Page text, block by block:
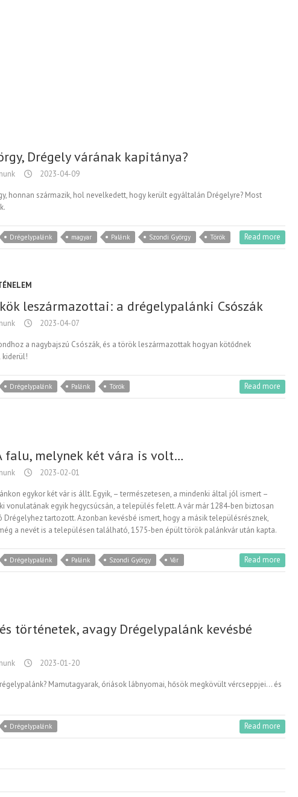
Drégely várának kapitánya?
2023-04-09
honnan származik, hol nevelkedett, hogy került egyáltalán Drégelyre? Most
Drégelypalánk magyar Palánk Szondi György Török Read more
leszármazottai: a drégelypalánki Csószák
2023-04-07
a nagybajszú Csószák, és a török leszármazottak hogyan kötődnek
kiderül!
Drégelypalánk Palánk Török Read more
falu, melynek két vára is volt…
2023-02-01
egykor két vár is állt. Egyik, – természetesen, a mindenki által jól ismert –
vonulatának egyik hegycsúcsán, a település felett. A vár már 1284-ben biztosan
tartozott. Azonban kevésbé ismert, hogy a másik településrésznek,
a nevét is a településen található, 1575-ben épült török palánkvár után kapta.
Drégelypalánk Palánk Szondi György Vár Read more
történetek, avagy Drégelypalánk kevésbé
2023-01-20
Mamutagyarak, óriások lábnyomai, hősök megkövült vércseppjei… és
Drégelypalánk Read more